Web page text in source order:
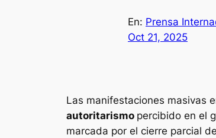
En: Prensa
Oct 21, 2025
Las manifestaciones masivas
autoritarismo percibido en el
marcada por el cierre parcial